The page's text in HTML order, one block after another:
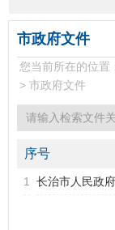
2021年第5期
2021年第3期
2021年第2期
市政府文件
市政府办公
2021年第1期
2020年第5期
市政府文件
您当前所在的位置
> 市政府文件
序号
1